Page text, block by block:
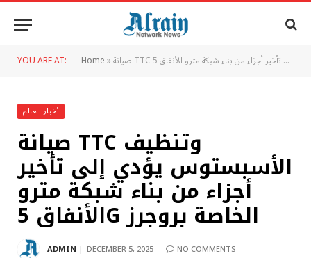
YOU ARE AT: Home»
أخبار العالم
صيانة TTC وتنظيف
الأسبستوس يؤدي إلى تأخير
أجزاء من بناء شبكة مترو
الأنفاق 5G الخاصة بروجرز
ADMIN DECEMBER 5, 2025
NO COMMENTS